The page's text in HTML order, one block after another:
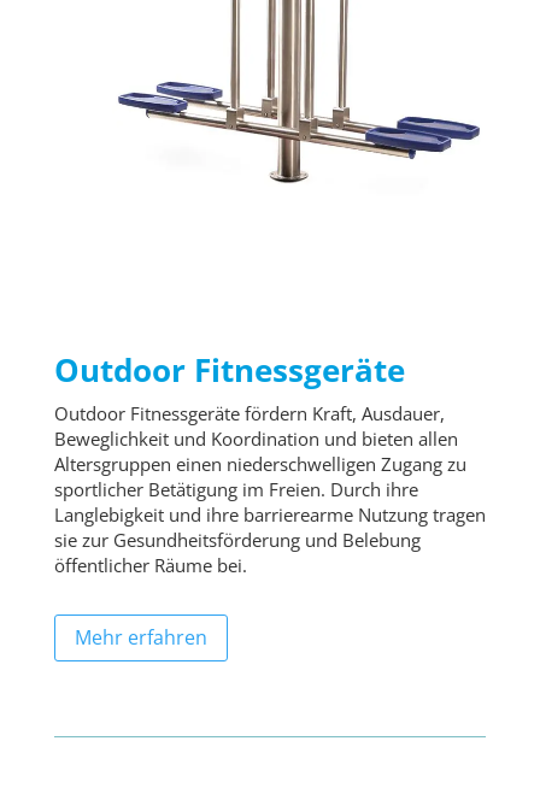
Outdoor Fitnessgeräte
Outdoor Fitnessgeräte fördern Kraft, Ausdauer,
Beweglichkeit und Koordination und bieten allen
Altersgruppen einen niederschwelligen Zugang zu
sportlicher Betätigung im Freien. Durch ihre
Langlebigkeit und ihre barrierearme Nutzung tragen
sie zur Gesundheitsförderung und Belebung
öffentlicher Räume bei.
Mehr erfahren